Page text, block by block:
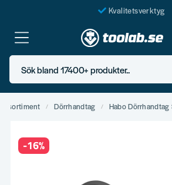
Kvalitetsverktyg
Fraktfritt över 999
En järnhandel för
Butik i Göteborg
Sök bland 17400+ produkter..
Dörrhandtag Habo
-16%